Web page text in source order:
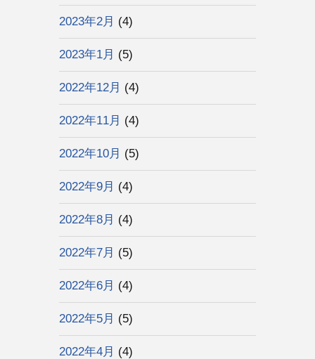
2023年2月 (4)
2023年1月 (5)
2022年12月 (4)
2022年11月 (4)
2022年10月 (5)
2022年9月 (4)
2022年8月 (4)
2022年7月 (5)
2022年6月 (4)
2022年5月 (5)
2022年4月 (4)